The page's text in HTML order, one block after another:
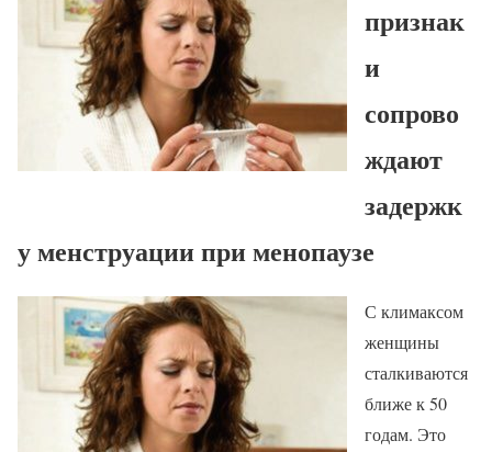
признак
и
сопрово
ждают
задержк
у менструации при менопаузе
С климаксом
женщины
сталкиваются
ближе к 50
годам. Это